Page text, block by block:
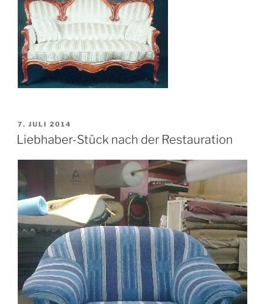
VERÖFFENTLICHT
AM
7. JULI 2014
Liebhaber-Stück nach der Restauration